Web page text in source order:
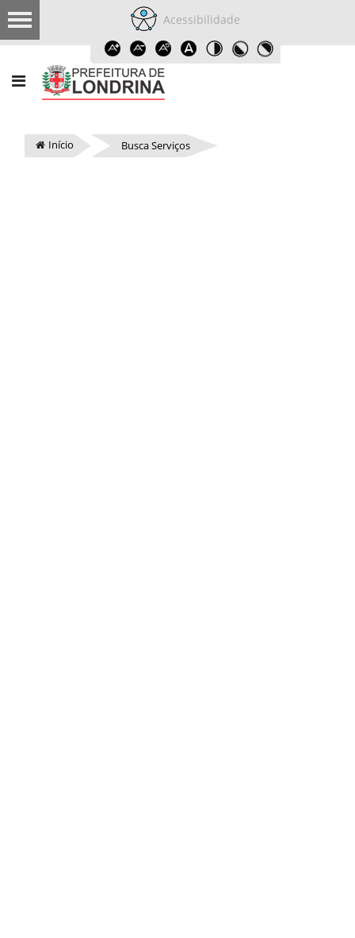
Acessibilidade
Início Busca Serviços